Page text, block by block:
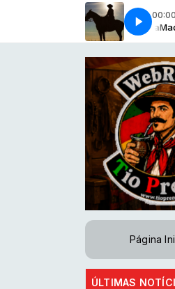
Gaudéria com Tio Prenda Madrugada
Oliveira (Gravadora Vertical)Bailes da
Página
ÚLTIMAS
CNC: endividamento das